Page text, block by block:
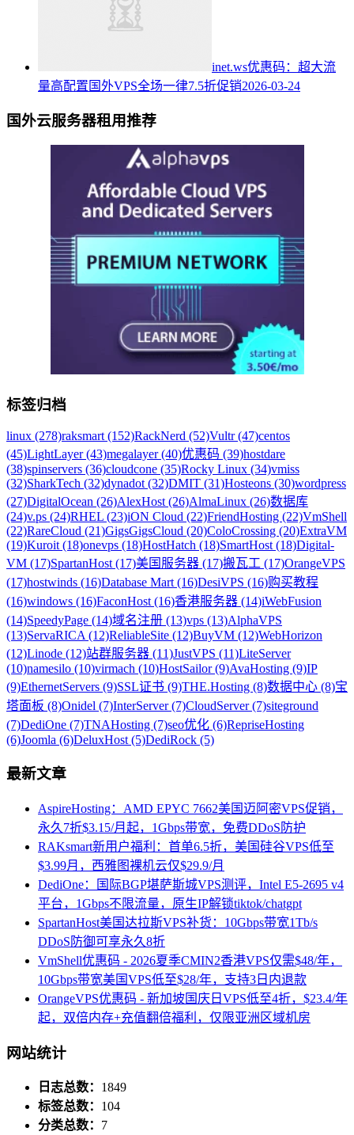
inet.ws优惠码：超大流
量高配置国外VPS全场一律7.5折促销2026-03-24
国外云服务器租用推荐
标签归档
linux (278)raksmart (152)RackNerd (52)Vultr (47)centos
(45)LightLayer (43)megalayer (40)优惠码 (39)hostdare
(38)spinservers (36)cloudcone (35)Rocky Linux (34)vmiss
(32)SharkTech (32)dynadot (32)DMIT (31)Hosteons (30)wordpress
(27)DigitalOcean (26)AlexHost (26)AlmaLinux (26)数据库
(24)v.ps (24)RHEL (23)iON Cloud (22)FriendHosting (22)VmShell
(22)RareCloud (21)GigsGigsCloud (20)ColoCrossing (20)ExtraVM
(19)Kuroit (18)onevps (18)HostHatch (18)SmartHost (18)Digital-
VM (17)SpartanHost (17)美国服务器 (17)搬瓦工 (17)OrangeVPS
(17)hostwinds (16)Database Mart (16)DesiVPS (16)购买教程
(16)windows (16)FaconHost (16)香港服务器 (14)iWebFusion
(14)SpeedyPage (14)域名注册 (13)vps (13)AlphaVPS
(13)ServaRICA (12)ReliableSite (12)BuyVM (12)WebHorizon
(12)Linode (12)站群服务器 (11)JustVPS (11)LiteServer
(10)namesilo (10)virmach (10)HostSailor (9)AvaHosting (9)IP
(9)EthernetServers (9)SSL证书 (9)THE.Hosting (8)数据中心 (8)宝
塔面板 (8)Onidel (7)InterServer (7)CloudServer (7)siteground
(7)DediOne (7)TNAHosting (7)seo优化 (6)RepriseHosting
(6)Joomla (6)DeluxHost (5)DediRock (5)
最新文章
AspireHosting：AMD EPYC 7662美国迈阿密VPS促销，
永久7折$3.15/月起，1Gbps带宽，免费DDoS防护
RAKsmart新用户福利：首单6.5折，美国硅谷VPS低至
$3.99月，西雅图裸机云仅$29.9/月
DediOne：国际BGP堪萨斯城VPS测评，Intel E5-2695 v4
平台，1Gbps不限流量，原生IP解锁tiktok/chatgpt
SpartanHost美国达拉斯VPS补货：10Gbps带宽1Tb/s
DDoS防御可享永久8折
VmShell优惠码 - 2026夏季CMIN2香港VPS仅需$48/年，
10Gbps带宽美国VPS低至$28/年，支持3日内退款
OrangeVPS优惠码 - 新加坡国庆日VPS低至4折，$23.4/年
起，双倍内存+充值翻倍福利，仅限亚洲区域机房
网站统计
日志总数： 1849
标签总数： 104
分类总数： 7